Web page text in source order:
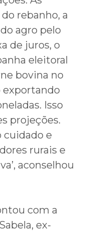
rebanho, a
agro pelo
de juros, o
eleitoral
bovina no
Isso
projeções.
cuidado e
rurais e
aconselhou
com a
ex-